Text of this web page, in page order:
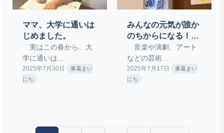
ママ、大学に通いは
じめました。
実はこの春から、大
学に通いは...
2025年7月30日
東葛まい
にち
みんなの元気が誰か
のちからになる！み
くに学園でSDGsコ
ンサート開催
音楽や演劇、アート
などの芸術...
2025年7月17日
東葛まい
にち